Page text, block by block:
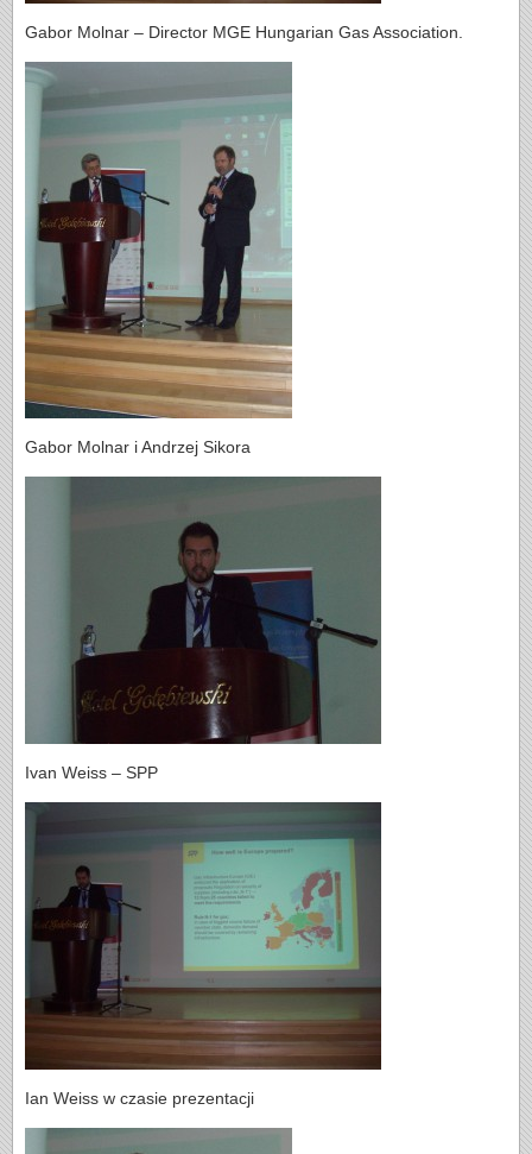
Gabor Molnar – Director MGE Hungarian Gas Association.
Gabor Molnar i Andrzej Sikora
Ivan Weiss – SPP
Ian Weiss w czasie prezentacji